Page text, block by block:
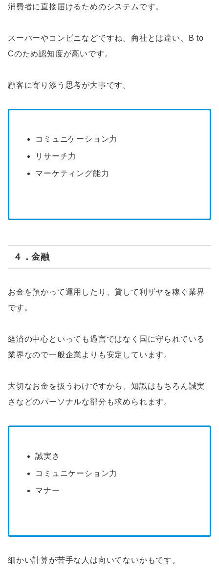
消費者に直接届けるためのシステムです。
スーパーやコンビニなどですね。商社とは違い、B to
Cのため認知度が高いです。
顧客に寄り添う思考が大事です。
コミュニケーション力
リサーチ力
マーケティング能力
４．金融
お金を預かって運用したり、貸して利ザヤを稼ぐ業界
です。
経済の中心といっても過言ではなく国に守られている
業界なので一般企業よりも安定しています。
大切なお金を扱うわけですから、知識はもちろん誠実
さなどのパーソナルな部分も求められます。
誠実さ
コミュニケーション力
マナー
細かい計算が苦手な人は向いてないかもです。